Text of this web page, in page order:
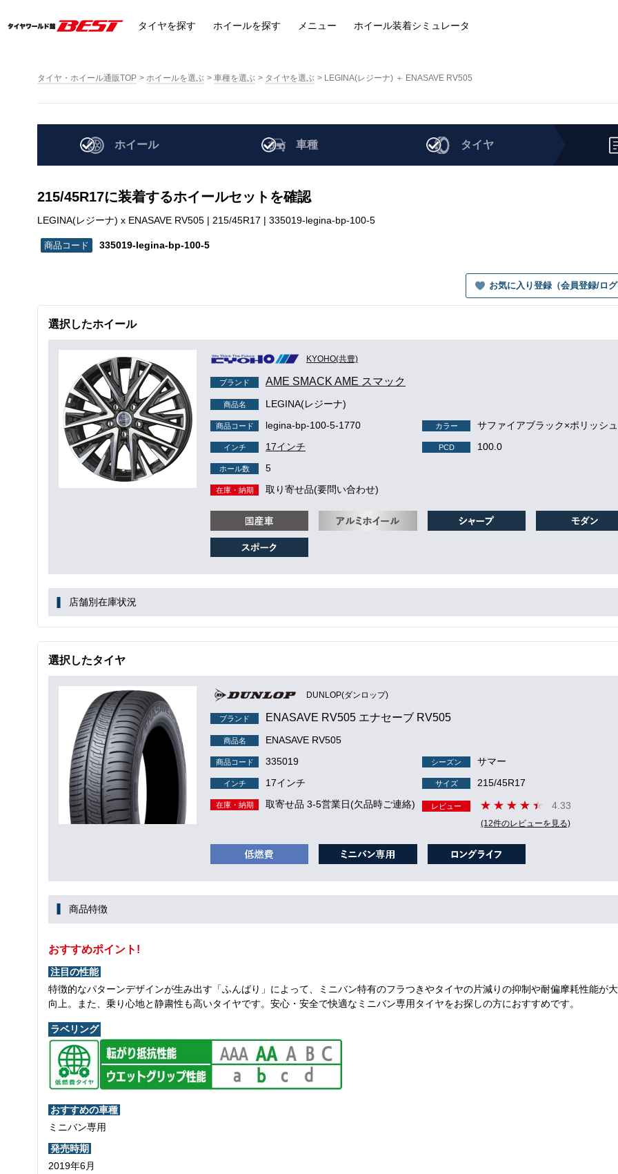
タイヤを探す ホイールを探す メニュー ホイール装着シミュレータ
タイヤ・ホイール通販TOP ホイールを選ぶ 車種を選ぶ タイヤを選ぶ LEGINA(レジーナ) ＋ ENASAVE RV505
ホイール 車種 タイヤ
215/45R17に装着するホイールセットを確認
LEGINA(レジーナ) x ENASAVE RV505 | 215/45R17 | 335019-legina-bp-100-5
335019-legina-bp-100-5
お気に入り登録（会員登録/ロ
選択したホイール
KYOHO(共豊)
ブランド AME SMACK AME スマック
商品名 LEGINA(レジーナ)
商品コード legina-bp-100-5-1770 カラー サファイアブラック×ポリッシュ
インチ 17インチ PCD 100.0
ホール数 5
在庫・納期 取り寄せ品(要問い合わせ)
店舗別在庫状況
選択したタイヤ
DUNLOP(ダンロップ)
ブランド ENASAVE RV505 エナセーブ RV505
商品名 ENASAVE RV505
商品コード 335019 シーズン サマー
インチ 17インチ サイズ 215/45R17
在庫・納期 取寄せ品 3-5営業日(欠品時ご連絡) レビュー 4.33
(12件のレビューを見る)
商品特徴
おすすめポイント!
注目の性能
特徴的なパターンデザインが生み出す「ふんばり」によって、ミニバン特有のフラつきやタイヤの片減りの抑制や耐偏摩耗性能が
向上。また、乗り心地と静粛性も高いタイヤです。安心・安全で快適なミニバン専用タイヤをお探しの方におすすめです。
ラベリング
おすすめの車種
ミニバン専用
発売時期
2019年6月